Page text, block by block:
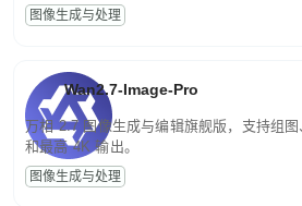
图像生成与处理
Wan2.7-Image-Pro
万相 2.7 图像生成与编辑旗舰版，支持组
和最高 4K 输出。
图像生成与处理